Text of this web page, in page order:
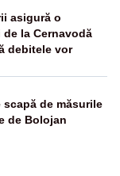
asigură o
la Cernavodă
debitele vor
scapă de măsurile
de Bolojan